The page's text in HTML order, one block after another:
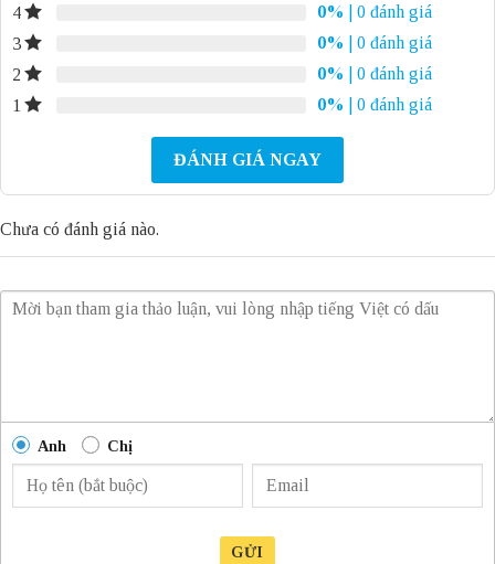
4
0%
| 0 đánh giá
3
0%
| 0 đánh giá
2
0%
| 0 đánh giá
1
0% | 0 đánh giá
ĐÁNH GIÁ NGAY
Chưa có đánh giá nào.
Anh Chị
GỬI